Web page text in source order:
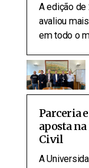
A edição
avaliou
em todo o
Parceria
aposta
Civil
A